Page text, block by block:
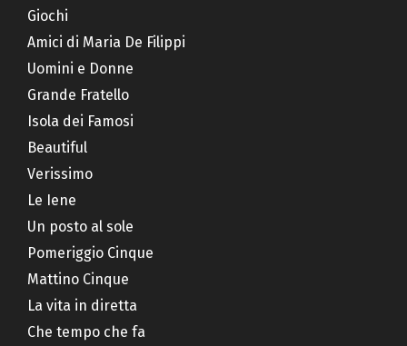
Giochi
Amici di Maria De Filippi
Uomini e Donne
Grande Fratello
Isola dei Famosi
Beautiful
Verissimo
Le Iene
Un posto al sole
Pomeriggio Cinque
Mattino Cinque
La vita in diretta
Che tempo che fa